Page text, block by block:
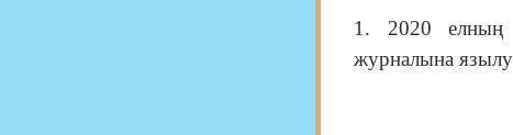
1. 2020 елның
журналына язылу